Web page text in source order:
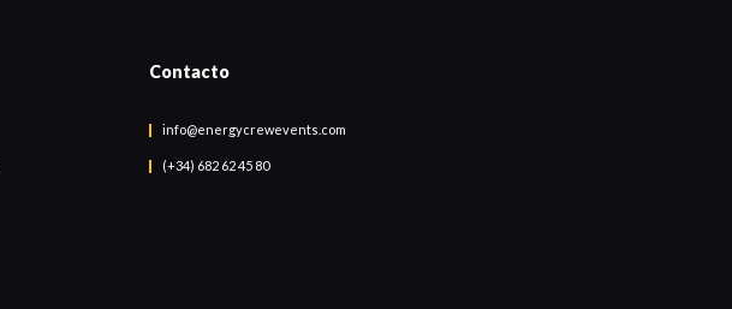
Contacto
info@energycrewevents.com
(+34) 682 62 45 80